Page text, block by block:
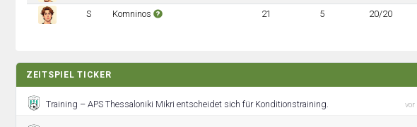
S Komninos 21 5 20/20
ZEITSPIEL TICKER
Training – APS Thessaloniki Mikri entscheidet sich für Konditionstraining. vor